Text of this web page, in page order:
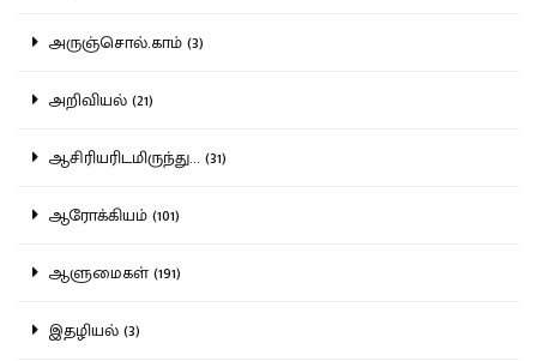
அருஞ்சொல்.காம் (3)
அறிவியல் (21)
ஆசிரியரிடமிருந்து... (31)
ஆரோக்கியம் (101)
ஆளுமைகள் (191)
இதழியல் (3)